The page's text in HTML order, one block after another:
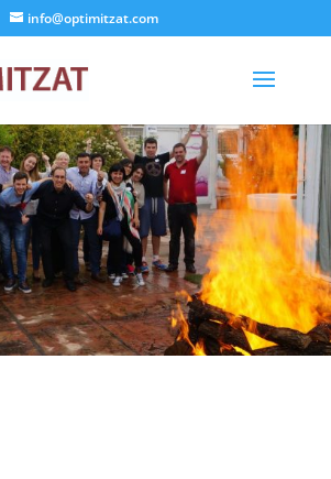
info@optimitzat.com